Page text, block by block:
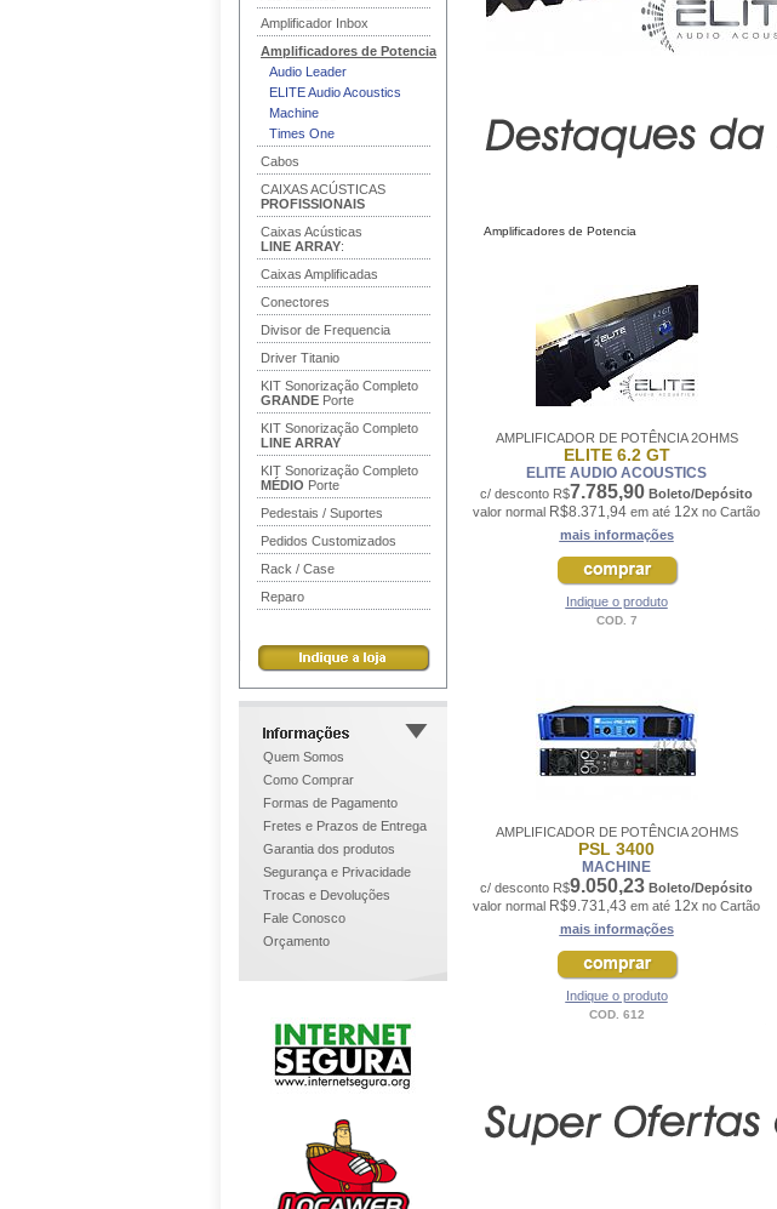
Amplificador Inbox
Amplificadores de Potencia
Audio Leader
ELITE Audio Acoustics
Machine
Times One
Cabos
CAIXAS ACÚSTICAS
PROFISSIONAIS
Caixas Acústicas
LINE ARRAY:
Caixas Amplificadas
Conectores
Divisor de Frequencia
Driver Titanio
KIT Sonorização Completo
GRANDE Porte
KIT Sonorização Completo
LINE ARRAY
KIT Sonorização Completo
MÉDIO Porte
Pedestais / Suportes
Pedidos Customizados
Rack / Case
Reparo
Quem Somos
Como Comprar
Formas de Pagamento
Fretes e Prazos de Entrega
Garantia dos produtos
Segurança e Privacidade
Trocas e Devoluções
Fale Conosco
Orçamento
Amplificadores de Potencia
AMPLIFICADOR DE POTÊNCIA 2OHMS
ELITE 6.2 GT
ELITE AUDIO ACOUSTICS
c/ desconto R$7.785,90 Boleto/Depósito
valor normal R$8.371,94 em até 12x no Cartão
mais informações
Indique o produto
COD. 7
AMPLIFICADOR DE POTÊNCIA 2OHMS
PSL 3400
MACHINE
c/ desconto R$9.050,23 Boleto/Depósito
valor normal R$9.731,43 em até 12x no Cartão
mais informações
Indique o produto
COD. 612